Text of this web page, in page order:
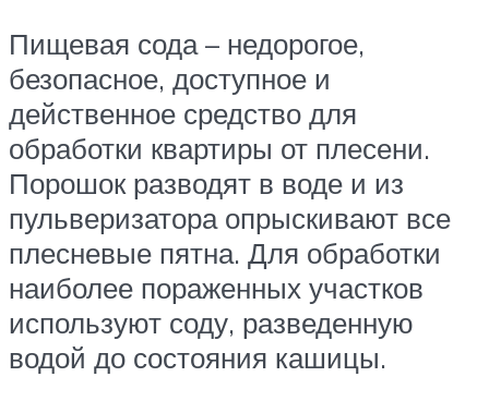
Пищевая сода – недорогое,
безопасное, доступное и
действенное средство для
обработки квартиры от плесени.
Порошок разводят в воде и из
пульверизатора опрыскивают все
плесневые пятна. Для обработки
наиболее пораженных участков
используют соду, разведенную
водой до состояния кашицы.